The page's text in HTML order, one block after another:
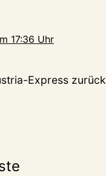
17:36 Uhr
Express zurück